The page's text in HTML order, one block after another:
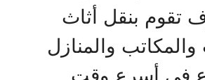
تقوم بنقل أثاث
والمنازل
في أسرع وقت